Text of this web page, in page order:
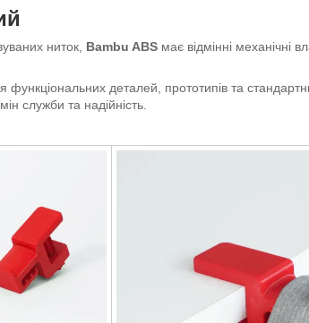
ниток, Bambu ABS має відмінні механічні
функціональних деталей, прототипів та
служби та надійність.